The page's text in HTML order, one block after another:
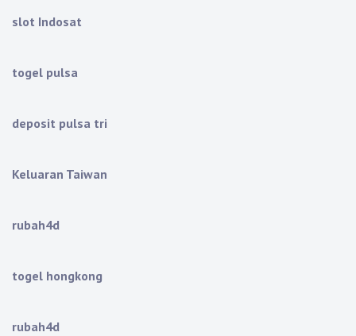
slot Indosat
togel pulsa
deposit pulsa tri
Keluaran Taiwan
rubah4d
togel hongkong
rubah4d